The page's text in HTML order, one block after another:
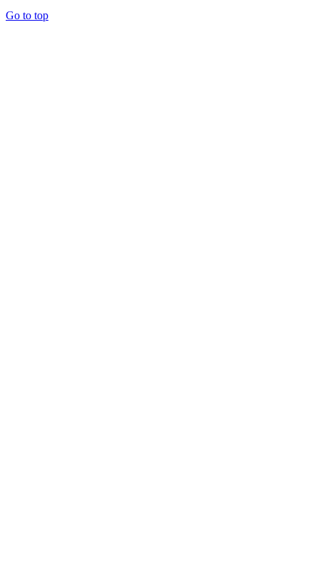
Go to top